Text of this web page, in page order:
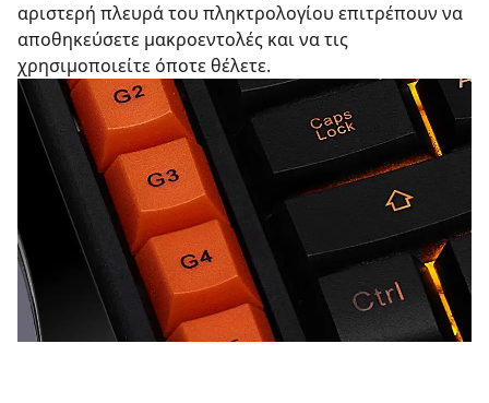
αριστερή πλευρά του πληκτρολογίου επιτρέπουν να
αποθηκεύσετε μακροεντολές και να τις
χρησιμοποιείτε όποτε θέλετε.